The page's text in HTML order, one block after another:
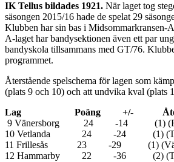
IK Tellus bildades 1921. När laget tog
säsongen 2015/16 hade de spelat 29
Klubben har sin bas i Midsommarkransen-
A-laget har bandysektionen även ett par
bandyskola tillsammans med GT/76.
programmet.
Återstående spelschema för lagen som
(plats 9 och 10) och att undvika kval (plats
Lag Poäng +/-
9 Vänersborg 24 -14 (1)
10 Vetlanda 24 -24 (1)
11 Frillesås 23 -29 (1)
12 Hammarby 22 -36 (2)